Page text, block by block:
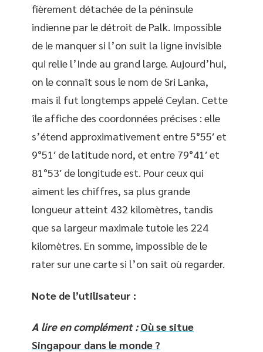
fièrement détachée de la péninsule
indienne par le détroit de Palk. Impossible
de le manquer si l’on suit la ligne invisible
qui relie l’Inde au grand large. Aujourd’hui,
on le connaît sous le nom de Sri Lanka,
mais il fut longtemps appelé Ceylan. Cette
île affiche des coordonnées précises : elle
s’étend approximativement entre 5°55′ et
9°51′ de latitude nord, et entre 79°41′ et
81°53′ de longitude est. Pour ceux qui
aiment les chiffres, sa plus grande
longueur atteint 432 kilomètres, tandis
que sa largeur maximale tutoie les 224
kilomètres. En somme, impossible de le
rater sur une carte si l’on sait où regarder.
Note de l’utilisateur :
A lire en complément : Où se situe
Singapour dans le monde ?